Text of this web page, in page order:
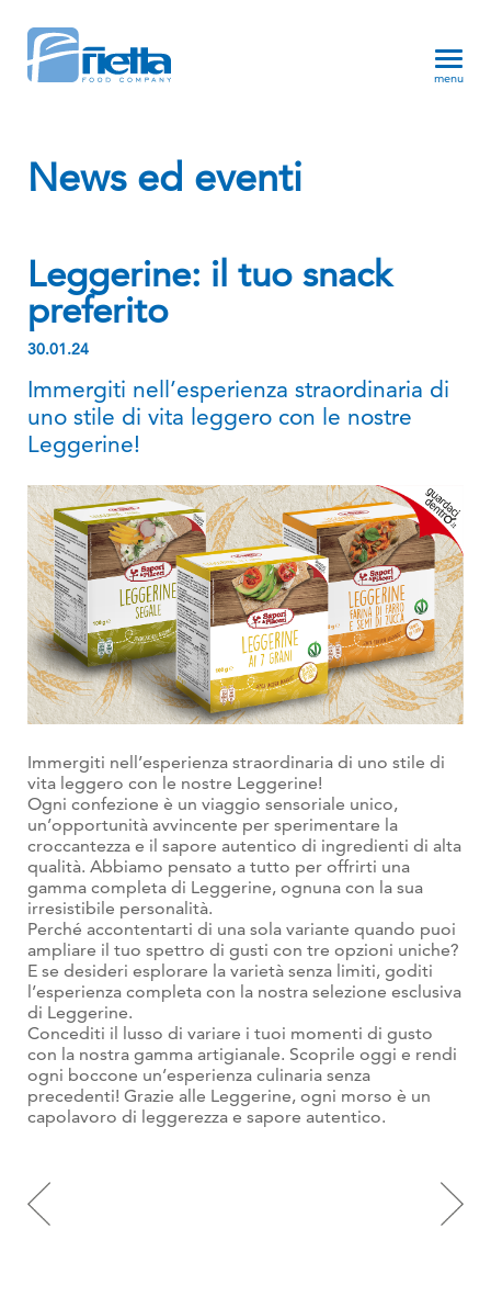
menu
News ed eventi
Leggerine: il tuo snack
preferito
30.01.24
Immergiti nell’esperienza straordinaria di
uno stile di vita leggero con le nostre
Leggerine!
Immergiti nell’esperienza straordinaria di uno stile di
vita leggero con le nostre Leggerine!
Ogni confezione è un viaggio sensoriale unico,
un’opportunità avvincente per sperimentare la
croccantezza e il sapore autentico di ingredienti di alta
qualità. Abbiamo pensato a tutto per offrirti una
gamma completa di Leggerine, ognuna con la sua
irresistibile personalità.
Perché accontentarti di una sola variante quando puoi
ampliare il tuo spettro di gusti con tre opzioni uniche?
E se desideri esplorare la varietà senza limiti, goditi
l’esperienza completa con la nostra selezione esclusiva
di Leggerine.
Concediti il lusso di variare i tuoi momenti di gusto
con la nostra gamma artigianale. Scoprile oggi e rendi
ogni boccone un’esperienza culinaria senza
precedenti! Grazie alle Leggerine, ogni morso è un
capolavoro di leggerezza e sapore autentico.